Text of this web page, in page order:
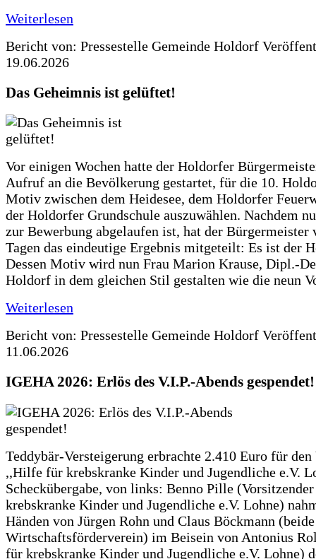
Weiterlesen
Bericht von: Pressestelle Gemeinde Holdorf
19.06.2026
Das Geheimnis ist gelüftet!
Vor einigen Wochen hatte der Holdorfer
Aufruf an die Bevölkerung gestartet, für die 10.
Motiv zwischen dem Heidesee, dem Holdorfer
der Holdorfer Grundschule auszuwählen. Nachdem
zur Bewerbung abgelaufen ist, hat der Bürgermeister
Tagen das eindeutige Ergebnis mitgeteilt: Es ist der
Dessen Motiv wird nun Frau Marion Krause, Dipl.-
Holdorf in dem gleichen Stil gestalten wie die neun
Weiterlesen
Bericht von: Pressestelle Gemeinde Holdorf
11.06.2026
IGEHA 2026: Erlös des V.I.P.-Abends gespendet!
Teddybär-Versteigerung erbrachte 2.410 Euro für den
,,Hilfe für krebskranke Kinder und Jugendliche e.V.
Scheckübergabe, von links: Benno Pille
krebskranke Kinder und Jugendliche e.V. Lohne)
Händen von Jürgen Rohn und Claus Böckmann
Wirtschaftsförderverein) im Beisein von Antonius
für krebskranke Kinder und Jugendliche e.V. Lohne)